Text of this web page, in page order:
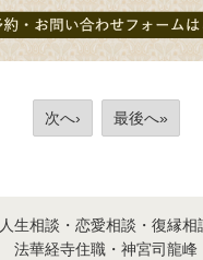
次へ› 最後へ»
人生相談・恋愛相談・復縁相
法華経寺住職・神宮司龍峰